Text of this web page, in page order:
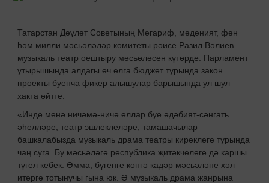
Татарстан Дәүләт Советының Мәгариф, мәдәният, фән
һәм милли мәсьәләләр комитеты рәисе Разил Вәлиев
музыкаль театр оештыру мәсьәләсен күтәрде. Парламент
утырышында алдагы өч елга бюджет турында закон
проекты буенча фикер алышулар барышында ул шул
хакта әйтте.
«Инде менә ничәмә-ничә еллар буе әдәбият-сәнгать
әһелләре, театр эшлеклеләре, тамашачылар
башкалабызда музыкаль драма театры кирәклеге турында
чаң суга. Бу мәсьәләгә республика җитәкчелеге дә каршы
түгел кебек. Әмма, бүгенге көнгә кадәр мәсьәләне хәл
итәргә тотынучы гына юк. Ә музыкаль драма жанрына